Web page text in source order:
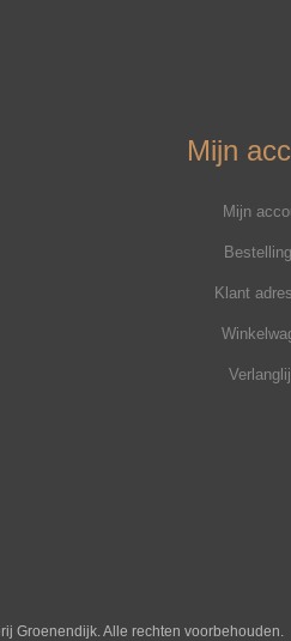
Mijn
Mijn
Klant
Groenendijk. Alle rechten voorbehouden.